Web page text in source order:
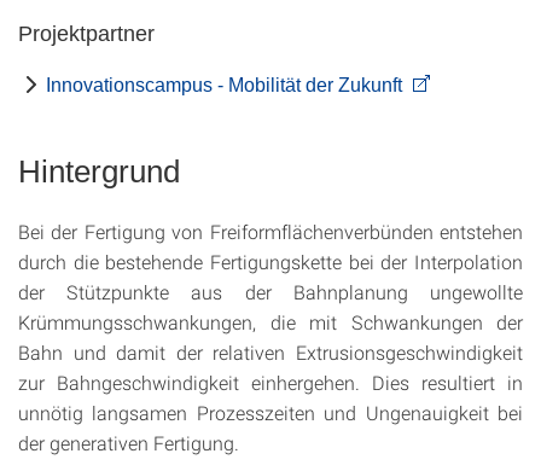
Projektpartner
Innovationscampus - Mobilität der Zukunft
Hintergrund
Bei der Fertigung von Freiformflächenverbünden entstehen
durch die bestehende Fertigungskette bei der Interpolation
der Stützpunkte aus der Bahnplanung ungewollte
Krümmungsschwankungen, die mit Schwankungen der
Bahn und damit der relativen Extrusionsgeschwindigkeit
zur Bahngeschwindigkeit einhergehen. Dies resultiert in
unnötig langsamen Prozesszeiten und Ungenauigkeit bei
der generativen Fertigung.